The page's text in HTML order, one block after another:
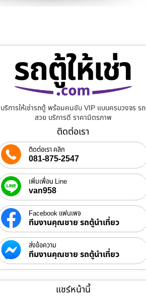
บริการให้เช่ารถตู้ พร้อมคนขับ VIP แบบครบวงจร รถ
สวย บริการดี ราคามิตรภาพ
ติดต่อเรา
ติดต่อเรา คลิก
081-875-2547
เพิ่มเพื่อน Line
van958
Facebook แฟนเพจ
ทีมงานคุณชาย รถตู้นำเที่ยว
ส่งข้อความ
ทีมงานคุณชาย รถตู้นำเที่ยว
แชร์หน้านี้